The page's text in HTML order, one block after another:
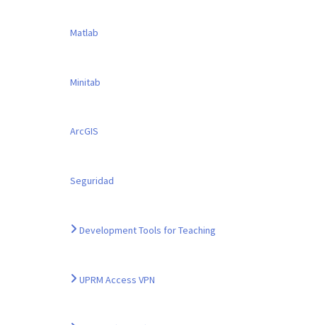
Matlab
Minitab
ArcGIS
Seguridad
Development Tools for Teaching
UPRM Access VPN